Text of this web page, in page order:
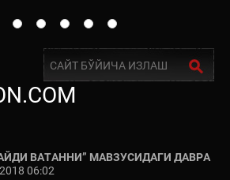
ВАТАННИ” МАВЗУСИДАГИ ДАВРА
06:02